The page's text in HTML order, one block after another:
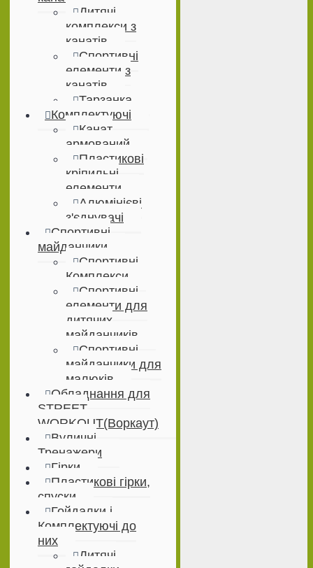
Дитячі
комплекси з
канатів
Спортивні
елементи з
канатів
Тарзанка
Комплектуючі
Канат
армований
Пластикові
кріпильні
елементи
Алюмінієві
з'єднувачі
Спортивні
майданчики
Спортивні
Комплекси
Спортивні
елементи для
дитячих
майданчиків
Спортивні
майданчики для
малюків
Обладнання для
STREET
WORKOUT(Воркаут)
Вуличні
Тренажери
Гірки
Пластикові гірки,
спуски
Гойдалки і
Комплектуючі до
них
Дитячі